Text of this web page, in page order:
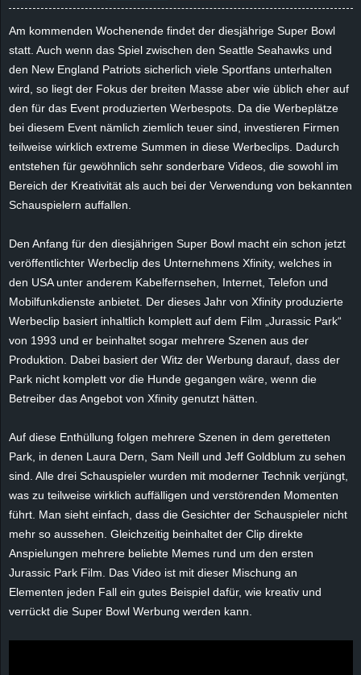
Am kommenden Wochenende findet der diesjährige Super Bowl
statt. Auch wenn das Spiel zwischen den Seattle Seahawks und
den New England Patriots sicherlich viele Sportfans unterhalten
wird, so liegt der Fokus der breiten Masse aber wie üblich eher auf
den für das Event produzierten Werbespots. Da die Werbeplätze
bei diesem Event nämlich ziemlich teuer sind, investieren Firmen
teilweise wirklich extreme Summen in diese Werbeclips. Dadurch
entstehen für gewöhnlich sehr sonderbare Videos, die sowohl im
Bereich der Kreativität als auch bei der Verwendung von bekannten
Schauspielern auffallen.
Den Anfang für den diesjährigen Super Bowl macht ein schon jetzt
veröffentlichter Werbeclip des Unternehmens Xfinity, welches in
den USA unter anderem Kabelfernsehen, Internet, Telefon und
Mobilfunkdienste anbietet. Der dieses Jahr von Xfinity produzierte
Werbeclip basiert inhaltlich komplett auf dem Film „Jurassic Park“
von 1993 und er beinhaltet sogar mehrere Szenen aus der
Produktion. Dabei basiert der Witz der Werbung darauf, dass der
Park nicht komplett vor die Hunde gegangen wäre, wenn die
Betreiber das Angebot von Xfinity genutzt hätten.
Auf diese Enthüllung folgen mehrere Szenen in dem geretteten
Park, in denen Laura Dern, Sam Neill und Jeff Goldblum zu sehen
sind. Alle drei Schauspieler wurden mit moderner Technik verjüngt,
was zu teilweise wirklich auffälligen und verstörenden Momenten
führt. Man sieht einfach, dass die Gesichter der Schauspieler nicht
mehr so aussehen. Gleichzeitig beinhaltet der Clip direkte
Anspielungen mehrere beliebte Memes rund um den ersten
Jurassic Park Film. Das Video ist mit dieser Mischung an
Elementen jeden Fall ein gutes Beispiel dafür, wie kreativ und
verrückt die Super Bowl Werbung werden kann.